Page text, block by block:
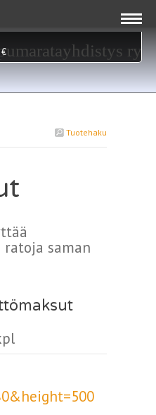
ry
Tuotehaku
saman